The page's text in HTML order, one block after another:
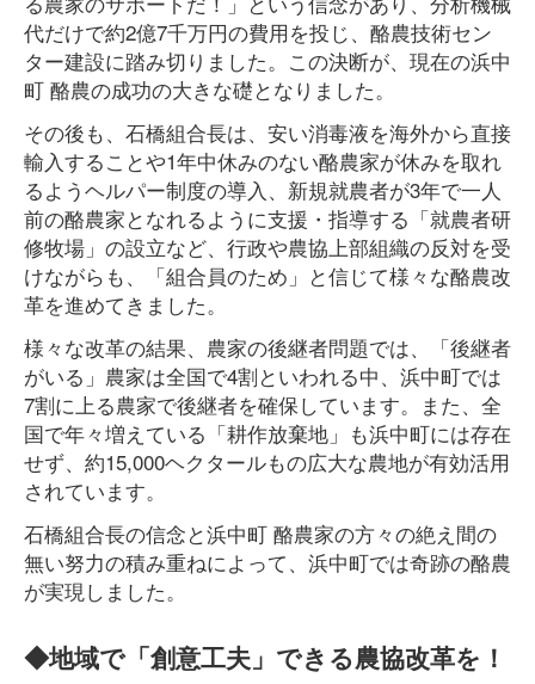
代だけで約2億7千万円の費用を投じ、酪農技術セン
ター建設に踏み切りました。この決断が、現在の浜中
町 酪農の成功の大きな礎となりました。
その後も、石橋組合長は、安い消毒液を海外から直接
輸入することや1年中休みのない酪農家が休みを取れ
るようヘルパー制度の導入、新規就農者が3年で一人
前の酪農家となれるように支援・指導する「就農者研
修牧場」の設立など、行政や農協上部組織の反対を受
けながらも、「組合員のため」と信じて様々な酪農改
革を進めてきました。
様々な改革の結果、農家の後継者問題では、「後継者
がいる」農家は全国で4割といわれる中、浜中町では
7割に上る農家で後継者を確保しています。また、全
国で年々増えている「耕作放棄地」も浜中町には存在
せず、約15,000ヘクタールもの広大な農地が有効活用
されています。
石橋組合長の信念と浜中町 酪農家の方々の絶え間の
無い努力の積み重ねによって、浜中町では奇跡の酪農
が実現しました。
◆地域で「創意工夫」できる農協改革を！